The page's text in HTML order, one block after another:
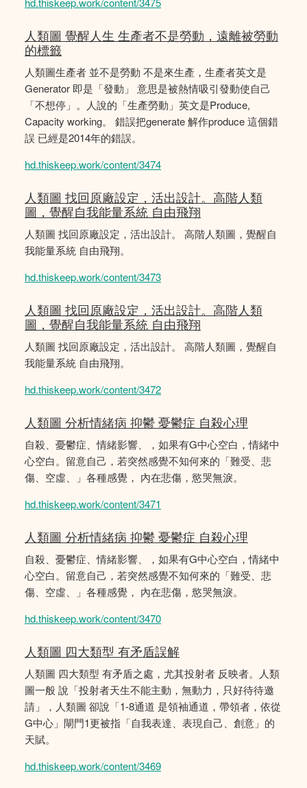
人類圖 覺醒人生 生產者不是勞動，遠離被勞動
的標籤
人類圖生產者 並不是勞動 不是來生產，生產者英文是
Generator 即是「發動」 意思是被熱情吸引發動使自己
「不想停」。人說的「生產勞動」英文是Produce,
Capacity working。 錯誤把generate 解作produce 這個錯
誤 已經是2014年的錯誤。
hd.thiskeep.work/content/3474
人類圖 找回原廠設定，活出設計。高階人類
圖，覺醒自我能量系統 自由飛翔
人類圖 找回原廠設定，活出設計。 高階人類圖，覺醒自
我能量系統 自由飛翔。
hd.thiskeep.work/content/3473
人類圖 找回原廠設定，活出設計。高階人類
圖，覺醒自我能量系統 自由飛翔
人類圖 找回原廠設定，活出設計。 高階人類圖，覺醒自
我能量系統 自由飛翔。
hd.thiskeep.work/content/3472
人類圖 分析情緒病 抑鬱 憂鬱症 自殺心理
自殺、憂鬱症、情緒影響、，如果有G中心空白，情緒中
心空白。留意自己，若突然感覺不知何來的「難受、悲
傷、空虛、」各種感覺， 內在悲傷，慾哭無淚。
hd.thiskeep.work/content/3471
人類圖 分析情緒病 抑鬱 憂鬱症 自殺心理
自殺、憂鬱症、情緒影響、，如果有G中心空白，情緒中
心空白。留意自己，若突然感覺不知何來的「難受、悲
傷、空虛、」各種感覺， 內在悲傷，慾哭無淚。
hd.thiskeep.work/content/3470
人類圖 四大類型 有矛盾誤解
人類圖 四大類型 有矛盾之處，尤其投射者 反映者。人類
圖一般 說「投射者天生不能主動，無動力，只好待待邀
請」，人類圖 卻說「1-8通道 是領袖通道，帶領者，依從
G中心」閘門1更被指「自我表達、表現自己、創意」的
天賦。
hd.thiskeep.work/content/3469